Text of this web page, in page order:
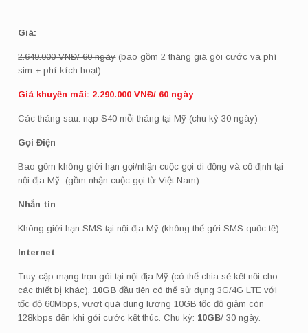
Giá:
2.649.000 VNĐ/ 60 ngày(bao gồm 2 tháng giá gói cước và phí
sim + phí kích hoạt)
Giá khuyến mãi: 2.290.000 VNĐ/ 60 ngày
Các tháng sau: nạp $40 mỗi tháng tại Mỹ (chu kỳ 30 ngày)
Gọi Điện
Bao gồm không giới hạn gọi/nhận cuộc gọi di động và cố định tại
nội địa Mỹ (gồm nhận cuộc gọi từ Việt Nam).
Nhắn tin
Không giới hạn SMS tại nội địa Mỹ (không thể gửi SMS quốc tế).
Internet
Truy cập mạng trọn gói tại nội địa Mỹ (có thể chia sẻ kết nối cho
các thiết bị khác), 10GB đầu tiên có thể sử dụng 3G/4G LTE với
tốc độ 60Mbps, vượt quá dung lượng 10GB tốc độ giảm còn
128kbps đến khi gói cước kết thúc. Chu kỳ: 10GB/ 30 ngày.